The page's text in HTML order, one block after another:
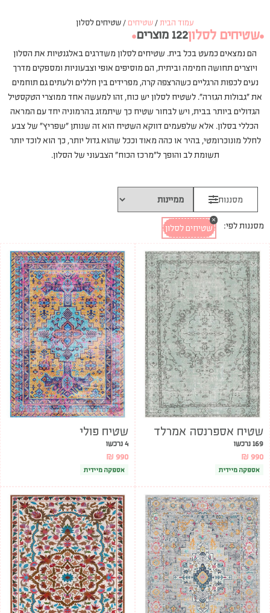
עמוד הבית / שטיחים / שטיחים לסלון
שטיחים לסלון122 מוצרים
הם נמצאים כמעט בכל בית. שטיחים לסלון משדרגים באלגנטיות את הסלון
ויוצרים תחושה חמימה וביתית, הם מוסיפים אופי וצבעוניות ומספקים מדרך
נעים לכפות הרגליים כשהרצפה קרה, מפרידים בין חללים ולעתים גם תוחמים
את “גבולות הגזרה”. לשטיח לסלון יש כוח, זהו למעשה אחד ממוצרי הטקסטיל
הגדולים ביותר בבית, ויש לבחור שטיח כך שיתמזג בהרמוניה יחד עם המראה
הכללי בסלון. אלא שלפעמים דווקא השטיח הוא זה שנותן “שפריץ” של צבע
לחלל מונוכרומטי, בהיר או כהה מאוד וככל שהוא גדול יותר, כך הוא לוכד יותר
תשומת לב והופך ל”מרכז הכוח” הצבעוני של הסלון.
מסננות
מסננות לפי: שטיחים לסלון
×
שטיח אספרנסה אמרלד
169 נרכשו
₪ 990
אספקה מיידית
שטיח פולי
4 נרכשו
₪ 990
אספקה מיידית